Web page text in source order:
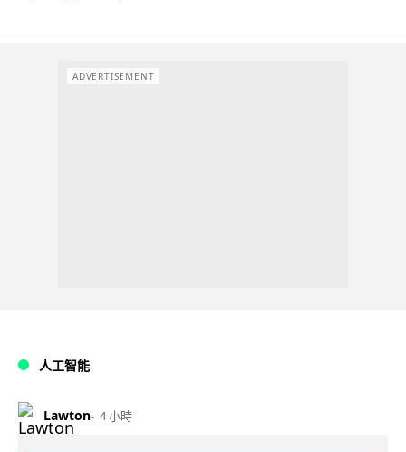
ADVERTISEMENT
人工智能
Lawton 4 小時